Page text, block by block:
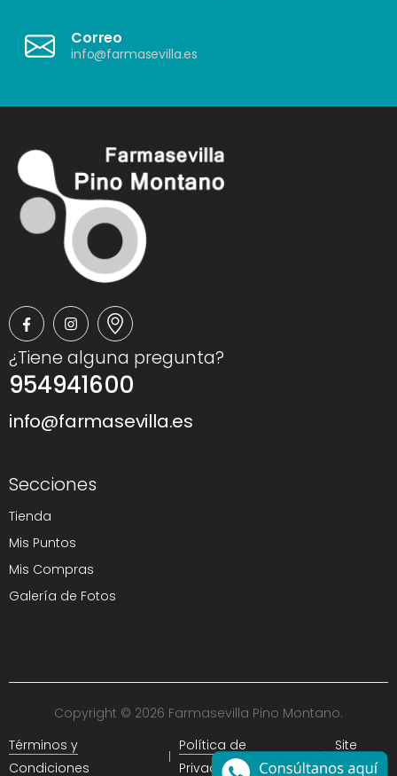
Correo
info@farmasevilla.es
¿Tiene alguna pregunta?
954941600
info@farmasevilla.es
Secciones
Tienda
Mis Puntos
Mis Compras
Galería de Fotos
Copyright © 2026 Farmasevilla Pino Montano.
Términos y
Condiciones
Política de
Privacidad
Site
Map